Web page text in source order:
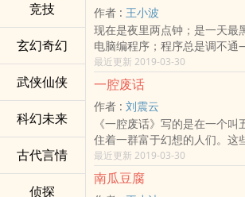
竞技
玄幻奇幻
武侠仙侠
科幻未来
古代言情
侦探
了整整一代人。
作者 : 王小波
现在是夜里两点钟；是一天最
电脑编程序；程序总是调不
机，还有DOS系统。在那上面
雨。现在的机器是些可怕的
一场浩劫。最主要的问题还
我老了，头脑迟钝，记忆力减
忘掉，得写在手上才成——手
的手腕上应接长两面蒲扇，除
可以扇风——我觉得浑身燥热
看。我来讲个故事吧——
最近更新 2019-03-30
一腔废话
作者 : 刘震云
《一腔废话》写的是在一个叫
住着一群富于幻想的人们。这
卖杂碎汤的、当三陪的、捡破
是和自己无关的生活。他们喜
欢乐总动员。他们喜欢在修鞋
最近更新 2019-03-30
南瓜豆腐